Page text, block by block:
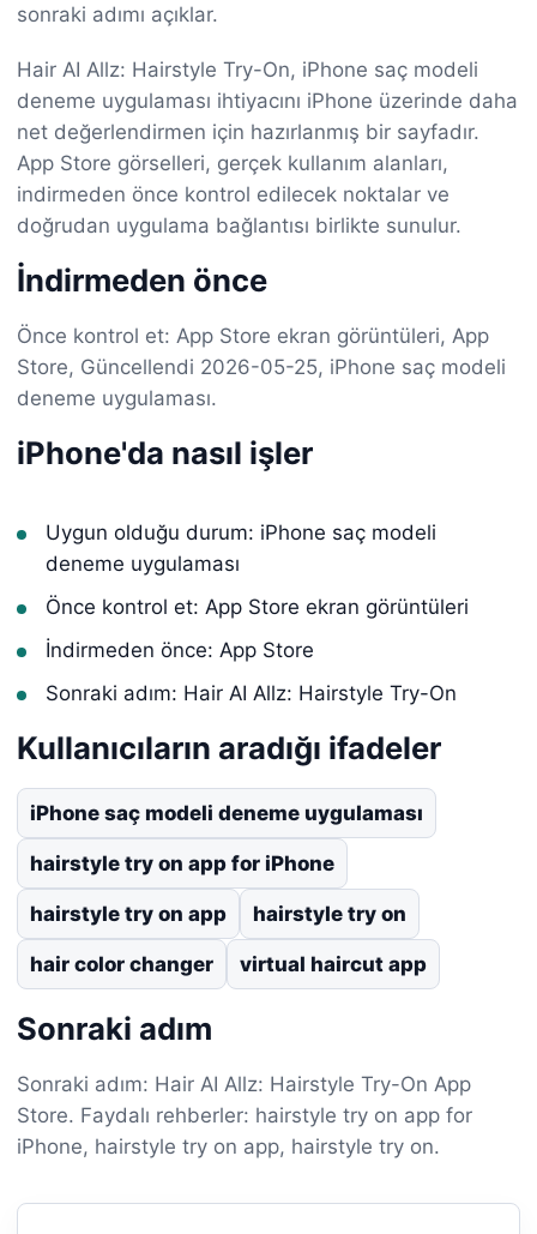
sonraki adımı açıklar.
Hair AI Allz: Hairstyle Try-On, iPhone saç modeli
deneme uygulaması ihtiyacını iPhone üzerinde daha
net değerlendirmen için hazırlanmış bir sayfadır.
App Store görselleri, gerçek kullanım alanları,
indirmeden önce kontrol edilecek noktalar ve
doğrudan uygulama bağlantısı birlikte sunulur.
İndirmeden önce
Önce kontrol et: App Store ekran görüntüleri, App
Store, Güncellendi 2026-05-25, iPhone saç modeli
deneme uygulaması.
iPhone'da nasıl işler
Uygun olduğu durum: iPhone saç modeli
deneme uygulaması
Önce kontrol et: App Store ekran görüntüleri
İndirmeden önce: App Store
Sonraki adım: Hair AI Allz: Hairstyle Try-On
Kullanıcıların aradığı ifadeler
iPhone saç modeli deneme uygulaması
hairstyle try on app for iPhone
hairstyle try on app hairstyle try on
hair color changer virtual haircut app
Sonraki adım
Sonraki adım: Hair AI Allz: Hairstyle Try-On App
Store. Faydalı rehberler: hairstyle try on app for
iPhone, hairstyle try on app, hairstyle try on.